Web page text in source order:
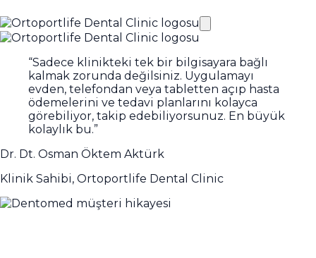
“Sadece klinikteki tek bir bilgisayara bağlı
kalmak zorunda değilsiniz. Uygulamayı
evden, telefondan veya tabletten açıp hasta
ödemelerini ve tedavi planlarını kolayca
görebiliyor, takip edebiliyorsunuz. En büyük
kolaylık bu.”
Dr. Dt. Osman Öktem Aktürk
Klinik Sahibi, Ortoportlife Dental Clinic